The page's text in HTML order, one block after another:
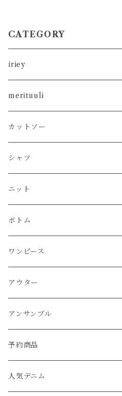
CATEGORY
iriey
カットソー
タンクトップ
ベスト
カーディガン
シャツ
シャツ
プルオーバー
ニット
プルオーバー
パーカー
アウター
ボトム
パンツ
スカート
ワンピース
アウター
ブルゾン
ジャケット
アンサンブル
merituuli
カットソー
カーディガン
プルオーバー
シャツ
ニット
カーディガン
プルオーバー
ボトム
ワンピース
アウター
ベスト
ジャケット
アンサンブル
カットソー
タンクトップ
Tシャツ
プルオーバー
チュニック
パーカー
ワンピース
ベスト
カーディガン
シャツ
シャツ
プルオーバー
チュニック
ワンピース
カーディガン
パーカー
ニット
プルオーバー
パーカー
カーディガン
ワンピース
ベスト
ポンチョ
ボトム
パンツ
スカート
ワンピース
アウター
ブルゾン
ジャケット
コート
アンサンブル
予約商品
人気デニム